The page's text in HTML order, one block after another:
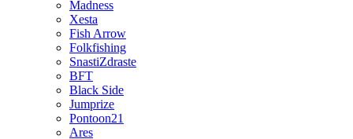
Madness
Xesta
Fish Arrow
Folkfishing
SnastiZdraste
BFT
Black Side
Jumprize
Pontoon21
Ares